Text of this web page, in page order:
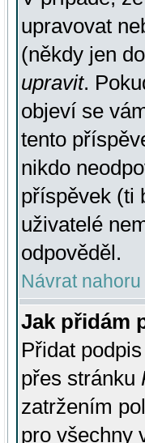
upravovat
(někdy jen
upravit.
objeví se
tento
nikdo
příspěvek (ti
uživatelé
odpověděl.
Návrat nahoru
Jak přidám
Přidat
přes stránku
zatržením
pro všechny